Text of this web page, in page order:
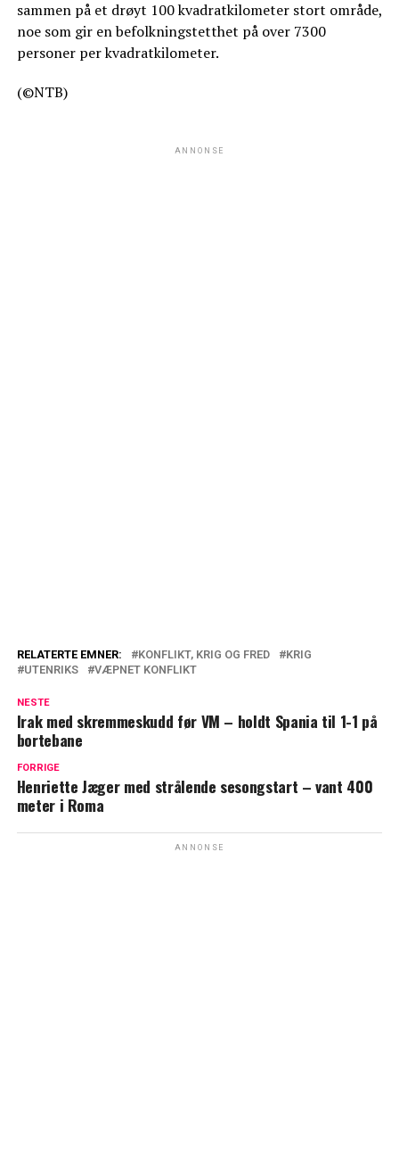
sammen på et drøyt 100 kvadratkilometer stort område,
noe som gir en befolkningstetthet på over 7300
personer per kvadratkilometer.
(©NTB)
ANNONSE
RELATERTE EMNER: KONFLIKT, KRIG OG FRED
KRIG
UTENRIKS
VÆPNET KONFLIKT
NESTE
Irak med skremmeskudd før VM – holdt Spania til 1-1 på
bortebane
FORRIGE
Henriette Jæger med strålende sesongstart – vant 400
meter i Roma
ANNONSE